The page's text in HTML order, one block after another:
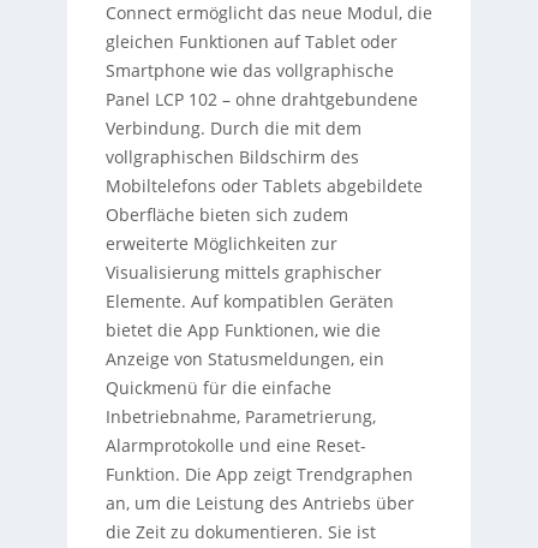
Connect ermöglicht das neue Modul, die
gleichen Funktionen auf Tablet oder
Smartphone wie das vollgraphische
Panel LCP 102 – ohne drahtgebundene
Verbindung. Durch die mit dem
vollgraphischen Bildschirm des
Mobiltelefons oder Tablets abgebildete
Oberfläche bieten sich zudem
erweiterte Möglichkeiten zur
Visualisierung mittels graphischer
Elemente. Auf kompatiblen Geräten
bietet die App Funktionen, wie die
Anzeige von Statusmeldungen, ein
Quickmenü für die einfache
Inbetriebnahme, Parametrierung,
Alarmprotokolle und eine Reset-
Funktion. Die App zeigt Trendgraphen
an, um die Leistung des Antriebs über
die Zeit zu dokumentieren. Sie ist